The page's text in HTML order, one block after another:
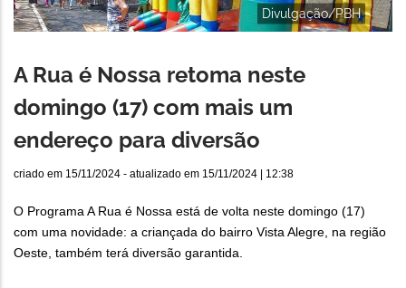
Divulgação/PBH
A Rua é Nossa retoma neste
domingo (17) com mais um
endereço para diversão
criado em 15/11/2024 - atualizado em 15/11/2024 | 12:38
O Programa A Rua é Nossa está de volta neste domingo (17)
com uma novidade: a criançada do bairro Vista Alegre, na região
Oeste, também terá diversão garantida.